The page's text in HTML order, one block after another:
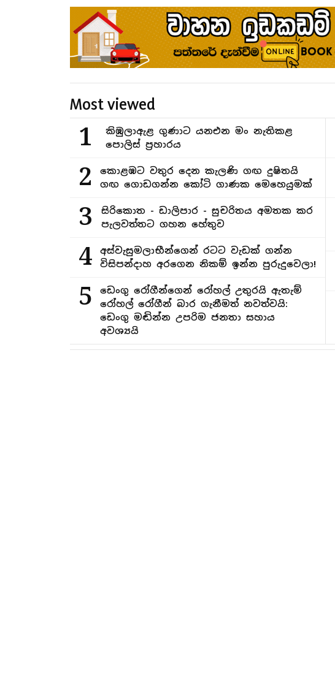
Most viewed
1
කිඹුලාඇළ ගුණාට යනඑන මං නැතිකළ
පොලිස් ප්‍රහාරය
2
කොළඹට වතුර දෙන කැලණි ගඟ දුෂිතයි
ගඟ ගොඩගන්න කෝටි ගාණක මෙහෙයුමක්
3
සිරිකොත - ඩාලිපාර - සුචරිතය අමතක කර
පැලවත්තට ගහන හේතුව
4
අස්වැසුමලාභීන්ගෙන් රටට වැඩක් ගන්න
විසිපන්දාහ අරගෙන නිකම් ඉන්න පුරුදුවෙලා!
5
ඩෙංගු රෝගීන්ගෙන් රෝහල් උතුරයි ඇතැම්
රෝහල් රෝගීන් බාර ගැනීමත් නවත්වයි:
ඩෙංගු මඬින්න උපරිම ජනතා සහාය
අවශ්‍යයි